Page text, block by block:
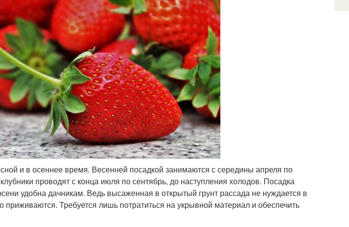
и в осеннее время. Весенней посадкой занимаются с середины апреля по
проводят с конца июля по сентябрь, до наступления холодов. Посадка
удобна дачникам. Ведь высаженная в открытый грунт рассада не нуждается в
приживаются. Требуется лишь потратиться на укрывной материал и обеспечить